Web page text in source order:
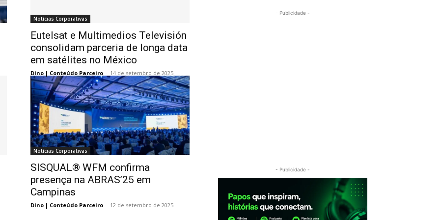
Notícias Corporativas
Eutelsat e Multimedios Televisión
consolidam parceria de longa data
em satélites no México
Dino | Conteúdo Parceiro - 14 de setembro de 2025
Notícias Corporativas
SISQUAL® WFM confirma
presença na ABRAS’25 em
Campinas
Dino | Conteúdo Parceiro - 12 de setembro de 2025
- Publicidade -
- Publicidade -